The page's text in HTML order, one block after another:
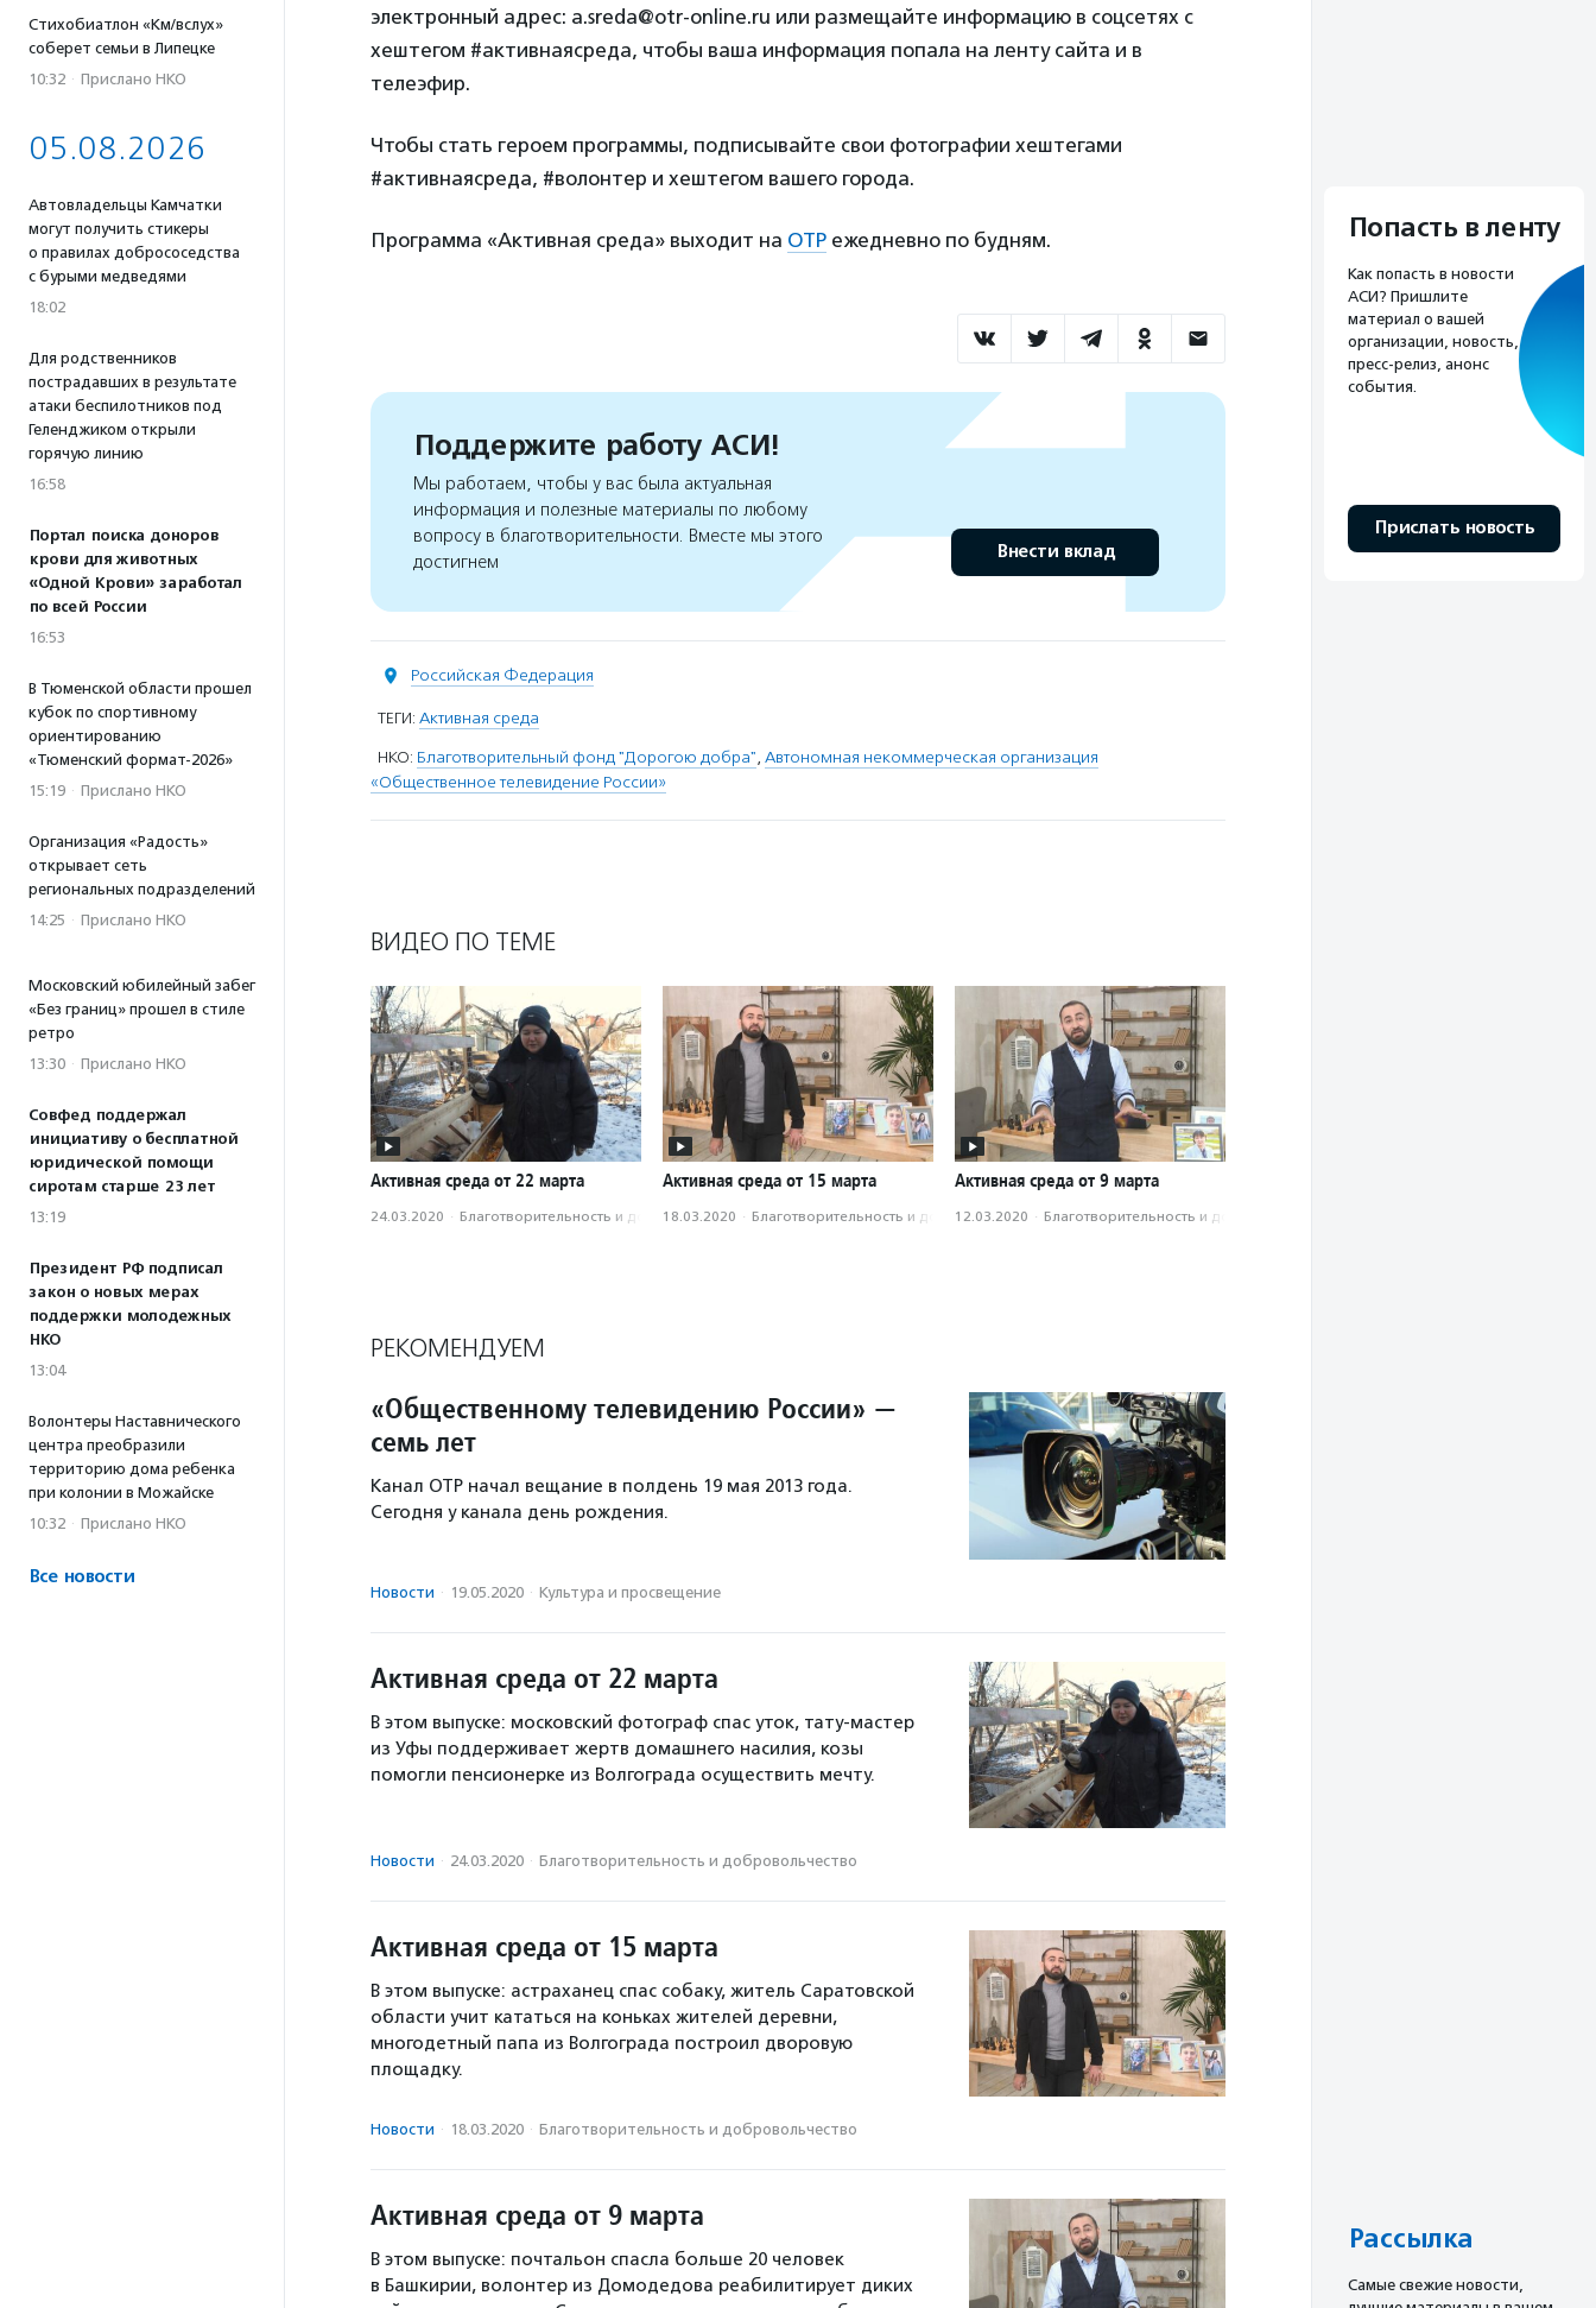
Стихобиатлон «Км/вслух»
соберет семьи в Липецке
10:32 · Прислано НКО
05.08.2026
Автовладельцы Камчатки
могут получить стикеры
о правилах добрососедства
с бурыми медведями
18:02
Для родственников
пострадавших в результате
атаки беспилотников под
Геленджиком открыли
горячую линию
16:58
Портал поиска доноров
крови для животных
«Одной Крови» заработал
по всей России
16:53
В Тюменской области прошел
кубок по спортивному
ориентированию
«Тюменский формат-2026»
15:19 · Прислано НКО
Организация «Радость»
открывает сеть
региональных подразделений
14:25 · Прислано НКО
Московский юбилейный забег
«Без границ» прошел в стиле
ретро
13:30 · Прислано НКО
Совфед поддержал
инициативу о бесплатной
юридической помощи
сиротам старше 23 лет
13:19
Президент РФ подписал
закон о новых мерах
поддержки молодежных
НКО
13:04
Волонтеры Наставнического
центра преобразили
территорию дома ребенка
при колонии в Можайске
10:32 · Прислано НКО
Все новости
электронный адрес: a.sreda@otr-online.ru или размещайте информацию в соцсетях с
хештегом #активнаясреда, чтобы ваша информация попала на ленту сайта и в
телеэфир.
Чтобы стать героем программы, подписывайте свои фотографии хештегами
#активнаясреда, #волонтер и хештегом вашего города.
Программа «Активная среда» выходит на ОТР ежедневно по будням.
Поддержите работу АСИ!
Мы работаем, чтобы у вас была актуальная
информация и полезные материалы по любому
вопросу в благотворительности. Вместе мы этого
достигнем
Внести вклад
Российская Федерация
ТЕГИ: Активная среда
НКО: Благотворительный фонд "Дорогою добра", Автономная некоммерческая организация
«Общественное телевидение России»
ВИДЕО ПО ТЕМЕ
Активная среда от 22 марта
24.03.2020 · Благотвори­тель­ность и доброволь­чест­во
Активная среда от 15 марта
18.03.2020 · Благотвори­тель­ность и доброволь­чест­во
Активная среда от 9 марта
12.03.2020 · Благотвори­тель­ность и доброволь­чест­во
РЕКОМЕНДУЕМ
«Общественному телевидению России» —
семь лет
Канал ОТР начал вещание в полдень 19 мая 2013 года.
Сегодня у канала день рождения.
Новости · 19.05.2020 · Культура и просвещение
Активная среда от 22 марта
В этом выпуске: московский фотограф спас уток, тату-мастер
из Уфы поддерживает жертв домашнего насилия, козы
помогли пенсионерке из Волгограда осуществить мечту.
Новости · 24.03.2020 · Благотвори­тель­ность и доброволь­чест­во
Активная среда от 15 марта
В этом выпуске: астраханец спас собаку, житель Саратовской
области учит кататься на коньках жителей деревни,
многодетный папа из Волгограда построил дворовую
площадку.
Новости · 18.03.2020 · Благотвори­тель­ность и доброволь­чест­во
Активная среда от 9 марта
В этом выпуске: почтальон спасла больше 20 человек
в Башкирии, волонтер из Домодедова реабилитирует диких
Попасть в ленту
Как попасть в новости
АСИ? Пришлите
материал о вашей
организации, новость,
пресс-релиз, анонс
события.
Прислать новость
Рассылка
Cамые свежие новости,